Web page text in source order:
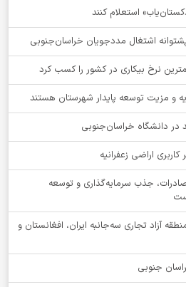
استعلام کنند
نرخ بیکاری در کشور را کسب کرد
و مزیت توسعه پایدار شهرستان هستند
اراضی زعفرانیه
جذب سرمایه‌گذاری و توسعه
آزاد تجاری سه‌جانبه ایران، افغانستان و
جنوبی